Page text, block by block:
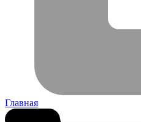
Главная